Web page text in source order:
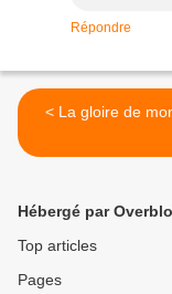
Répondre
< La gloire de
Hébergé par
Top articles
Pages